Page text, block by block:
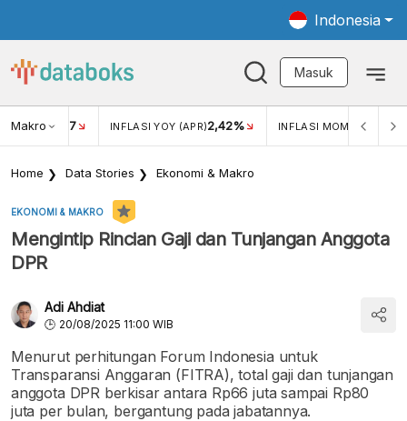
Indonesia
Masuk
Makro
USD/IDR 17 INFLASI YOY (APR)2,42% INFLASI MOM (MAR)
Home Data Stories Ekonomi & Makro
EKONOMI & MAKRO
Mengintip Rincian Gaji dan Tunjangan Anggota
DPR
Adi Ahdiat
20/08/2025 11:00 WIB
Menurut perhitungan Forum Indonesia untuk
Transparansi Anggaran (FITRA), total gaji dan tunjangan
anggota DPR berkisar antara Rp66 juta sampai Rp80
juta per bulan, bergantung pada jabatannya.